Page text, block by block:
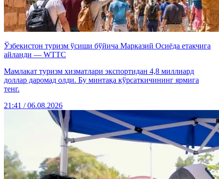
Ўзбекистон туризм ўсиши бўйича Марказий Осиёда етакчига
айланди — WTTC
Мамлакат туризм хизматлари экспортидан 4,8 миллиард
доллар даромад олди. Бу минтақа кўрсаткичининг ярмига
тенг.
21:41 / 06.08.2026